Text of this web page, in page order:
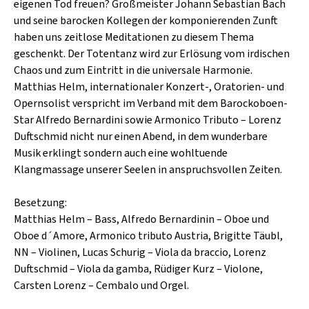
CAFÉ WOLF
POSTGARAGE
KUNSTGARTEN
KRISTALLWERK
GOLD & PECH THEATER
HARD & HEAVY
SINGER-SONGWRITER
VOLKSMUSIK
KULTURLAND STEIERMARK
eigenen Tod freuen? Großmeister Johann Sebastian Bach
und seine barocken Kollegen der komponierenden Zunft
haben uns zeitlose Meditationen zu diesem Thema
geschenkt. Der Totentanz wird zur Erlösung vom irdischen
Chaos und zum Eintritt in die universale Harmonie.
Matthias Helm, internationaler Konzert-, Oratorien- und
Opernsolist verspricht im Verband mit dem Barockoboen-
Star Alfredo Bernardini sowie Armonico Tributo – Lorenz
Duftschmid nicht nur einen Abend, in dem wunderbare
Musik erklingt sondern auch eine wohltuende
Klangmassage unserer Seelen in anspruchsvollen Zeiten.
Besetzung:
Matthias Helm – Bass, Alfredo Bernardinin – Oboe und
Oboe d´Amore, Armonico tributo Austria, Brigitte Täubl,
NN – Violinen, Lucas Schurig – Viola da braccio, Lorenz
Duftschmid – Viola da gamba, Rüdiger Kurz – Violone,
Carsten Lorenz – Cembalo und Orgel.